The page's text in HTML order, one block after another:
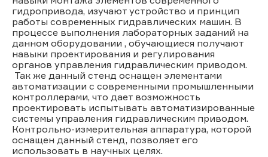
гидропривода, изучают устройство и принцип
работы современных гидравлических машин. В
процессе выполнения лабораторных заданий на
данном оборудовании , обучающиеся получают
навыки проектирования и регулирования
органов управления гидравлическим приводом.
Так же данный стенд оснащен элементами
автоматизации с современными промышленными
контроллерами, что дает возможность
проектировать испытывать автоматизированные
системы управления гидравлическим приводом.
Контрольно-измерительная аппаратура, которой
оснащен данный стенд, позволяет его
использовать в научных целях.